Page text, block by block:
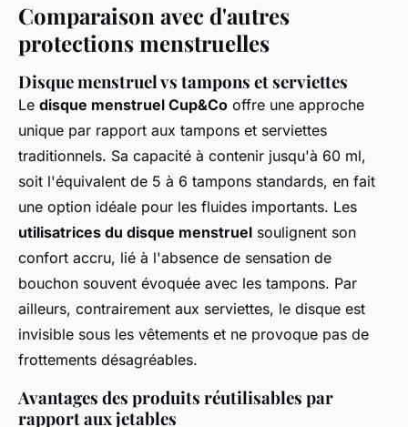
Comparaison avec d'autres
protections menstruelles
Disque menstruel vs tampons et serviettes
Le disque menstruel Cup&Co offre une approche
unique par rapport aux tampons et serviettes
traditionnels. Sa capacité à contenir jusqu'à 60 ml,
soit l'équivalent de 5 à 6 tampons standards, en fait
une option idéale pour les fluides importants. Les
utilisatrices du disque menstruel soulignent son
confort accru, lié à l'absence de sensation de
bouchon souvent évoquée avec les tampons. Par
ailleurs, contrairement aux serviettes, le disque est
invisible sous les vêtements et ne provoque pas de
frottements désagréables.
Avantages des produits réutilisables par
rapport aux jetables